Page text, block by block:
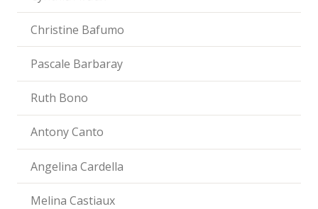
Christine Bafumo
Pascale Barbaray
Ruth Bono
Antony Canto
Angelina Cardella
Melina Castiaux